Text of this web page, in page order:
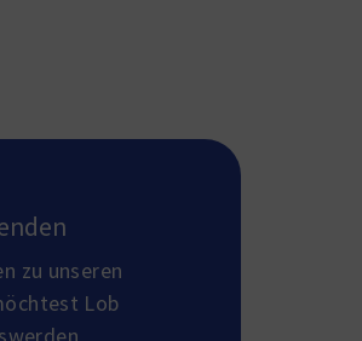
zu unseren
Lob